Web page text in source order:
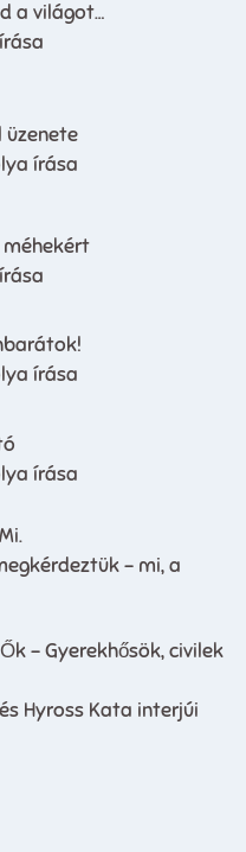
a világot…
üzenete
írása
írása
írása
– mi, a
– Gyerekhősök, civilek
Hyross Kata interjúi